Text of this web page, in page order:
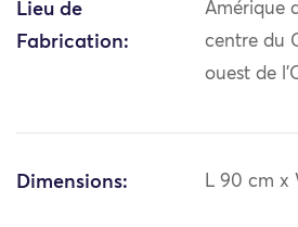
Lieu de
Fabrication:
Amérique
centre du
ouest de
Dimensions: L 90 cm x